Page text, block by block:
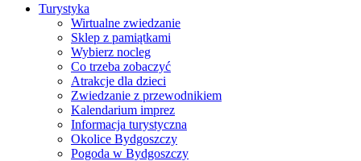
Turystyka
Wirtualne zwiedzanie
Sklep z pamiątkami
Wybierz nocleg
Co trzeba zobaczyć
Atrakcje dla dzieci
Zwiedzanie z przewodnikiem
Kalendarium imprez
Informacja turystyczna
Okolice Bydgoszczy
Pogoda w Bydgoszczy